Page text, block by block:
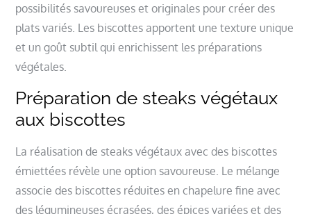
possibilités savoureuses et originales pour créer des
plats variés. Les biscottes apportent une texture unique
et un goût subtil qui enrichissent les préparations
végétales.
Préparation de steaks végétaux
aux biscottes
La réalisation de steaks végétaux avec des biscottes
émiettées révèle une option savoureuse. Le mélange
associe des biscottes réduites en chapelure fine avec
des légumineuses écrasées, des épices variées et des